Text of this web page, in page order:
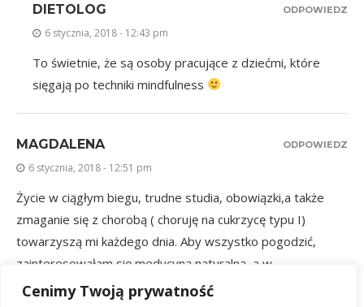
Cenimy Twoją prywatność
DIETOLOG
6 stycznia, 2018 - 12:43 pm
To świetnie, że są osoby pracujące z dziećmi, które
sięgają po techniki mindfulness
ODPOWIEDZ
MAGDALENA
6 stycznia, 2018 - 12:51 pm
Życie w ciągłym biegu, trudne studia, obowiązki,a także
zmaganie się z chorobą ( choruję na cukrzycę typu I)
towarzyszą mi każdego dnia. Aby wszystko pogodzić,
zainteresowałam się medycyną naturalną, a w
szczególności medycyną chińską. Jednym z czynników
ODPOWIEDZ